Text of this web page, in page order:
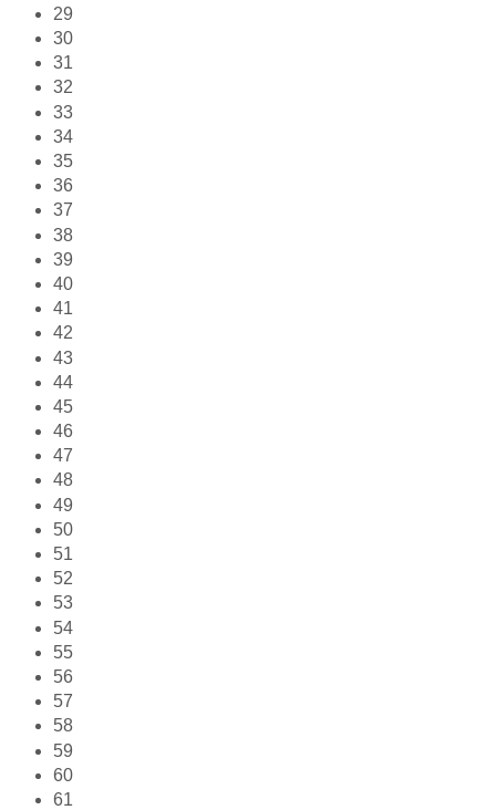
29
30
31
32
33
34
35
36
37
38
39
40
41
42
43
44
45
46
47
48
49
50
51
52
53
54
55
56
57
58
59
60
61